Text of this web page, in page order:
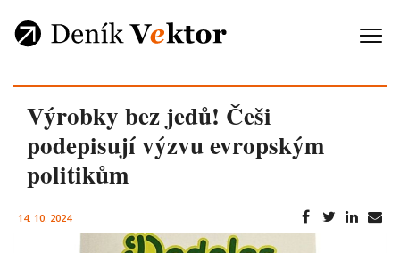
Výrobky bez jedů! Češi
podepisují výzvu evropským
politikům
14. 10. 2024